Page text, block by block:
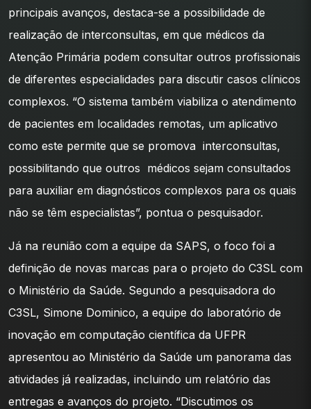
principais avanços, destaca-se a possibilidade de
realização de interconsultas, em que médicos da
Atenção Primária podem consultar outros profissionais
de diferentes especialidades para discutir casos clínicos
complexos. “O sistema também viabiliza o atendimento
de pacientes em localidades remotas, um aplicativo
como este permite que se promova interconsultas,
possibilitando que outros médicos sejam consultados
para auxiliar em diagnósticos complexos para os quais
não se têm especialistas”, pontua o pesquisador.
Já na reunião com a equipe da SAPS, o foco foi a
definição de novas marcas para o projeto do C3SL com
o Ministério da Saúde. Segundo a pesquisadora do
C3SL, Simone Dominico, a equipe do laboratório de
inovação em computação científica da UFPR
apresentou ao Ministério da Saúde um panorama das
atividades já realizadas, incluindo um relatório das
entregas e avanços do projeto. “Discutimos os